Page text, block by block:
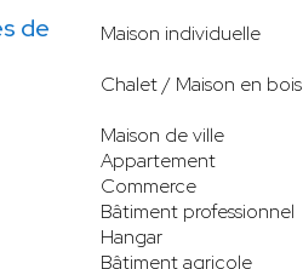
de
Maison individuelle
Chalet / Maison en bois
Maison de ville
Appartement
Commerce
Bâtiment professionnel
Hangar
Bâtiment agricole